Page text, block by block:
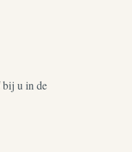
bij u in de